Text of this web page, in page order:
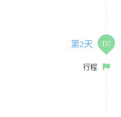
第2天 D2
行程